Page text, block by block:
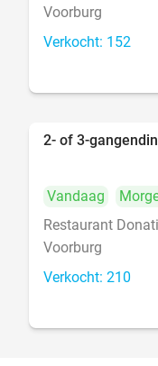
food
Voorburg
Verkocht: 152
2- of 3-
Vandaag
Restaurant Donati
Voorburg
Verkocht: 210